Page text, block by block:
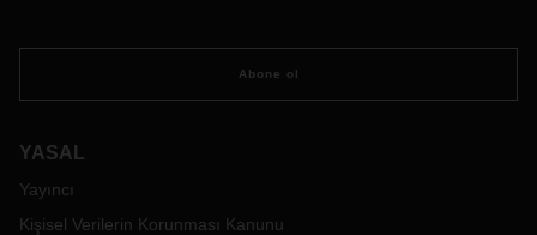
Abone ol
YASAL
Yayıncı
Kişisel Verilerin Korunması Kanunu